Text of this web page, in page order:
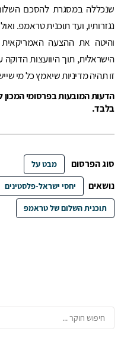
שנכללה במסגרת להסכם
נגזרותיו, ועד תוכנית טראמפ.
והיטה את ההצעה האמריקאית
הישראלית, תוך היוועצות
זו תהיה מדיניות שיאמץ כל מי
הדעות המובעות בפרסומי המכון
בלבד.
סוג הפרסום מבט על
נושאים יחסי ישראל-פלסטינים
תוכנית השלום של טראמפ